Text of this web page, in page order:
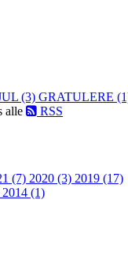
(3) GRATULERE
alle RSS
(7) 2020 (3) 2019 (17)
2014 (1)